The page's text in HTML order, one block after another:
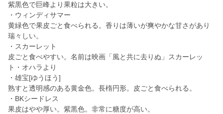
紫黒色で巨峰より果粒は大きい。
・ウィンディサマー
黄緑色で果皮ごと食べられる。香りは薄いが爽やかな甘さがあり
瑞々しい。
・スカーレット
皮ごと食べやすい。名前は映画「風と共に去りぬ」スカーレッ
ト・オハラより
・雄宝[ゆうほう]
熟すと透明感のある黄金色。長楕円形。皮ごと食べられる。
・BKシードレス
果皮はやや厚い。紫黒色。非常に糖度が高い。